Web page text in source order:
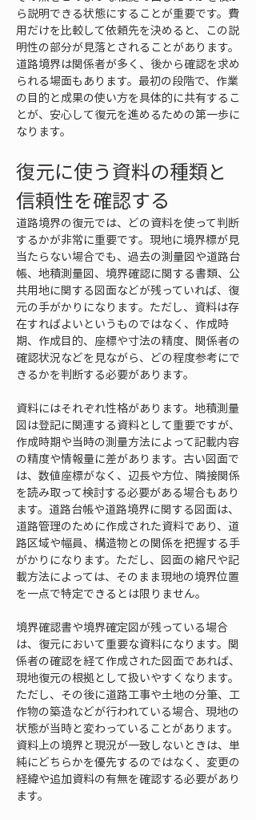
ら説明できる状態にすることが重要です。費
用だけを比較して依頼先を決めると、この説
明性の部分が見落とされることがあります。
道路境界は関係者が多く、後から確認を求め
られる場面もあります。最初の段階で、作業
の目的と成果の使い方を具体的に共有するこ
とが、安心して復元を進めるための第一歩に
なります。
復元に使う資料の種類と
信頼性を確認する
道路境界の復元では、どの資料を使って判断
するかが非常に重要です。現地に境界標が見
当たらない場合でも、過去の測量図や道路台
帳、地積測量図、境界確認に関する書類、公
共用地に関する図面などが残っていれば、復
元の手がかりになります。ただし、資料は存
在すればよいというものではなく、作成時
期、作成目的、座標や寸法の精度、関係者の
確認状況などを見ながら、どの程度参考にで
きるかを判断する必要があります。
資料にはそれぞれ性格があります。地積測量
図は登記に関連する資料として重要ですが、
作成時期や当時の測量方法によって記載内容
の精度や情報量に差があります。古い図面で
は、数値座標がなく、辺長や方位、隣接関係
を読み取って検討する必要がある場合もあり
ます。道路台帳や道路境界に関する図面は、
道路管理のために作成された資料であり、道
路区域や幅員、構造物との関係を把握する手
がかりになります。ただし、図面の縮尺や記
載方法によっては、そのまま現地の境界位置
を一点で特定できるとは限りません。
境界確認書や境界確定図が残っている場合
は、復元において重要な資料になります。関
係者の確認を経て作成された図面であれば、
現地復元の根拠として扱いやすくなります。
ただし、その後に道路工事や土地の分筆、工
作物の築造などが行われている場合、現地の
状態が当時と変わっていることがあります。
資料上の境界と現況が一致しないときは、単
純にどちらかを優先するのではなく、変更の
経緯や追加資料の有無を確認する必要があり
ます。